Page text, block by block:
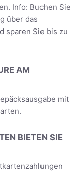
Info: Buchen Sie
über das
sparen Sie bis zu
AM
mit
BIETEN SIE